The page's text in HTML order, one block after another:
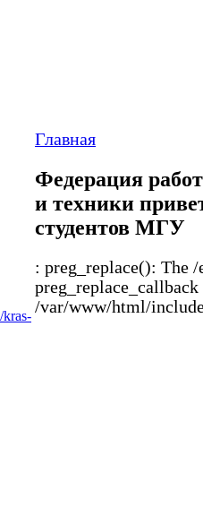
Главная
Федерация
и техники
студентов МГУ
: preg_replace(): The
/var/www/html/